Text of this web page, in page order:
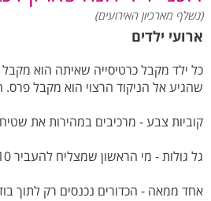
(נשלף מארכיון האירועים)
ארועי ילדים
כל ילד מקבל כרטיסייה שאיתה הוא מקבל
שהגיע אל הניקוד הרצוי הוא מקבל פרס.
קוביות צבע - מרכיבים במהירות את
גל גולות - מי הראשון שמצליח להעביר 10 גולות?
אחד ממאה - הכדורים נכנסים רק לתוך בודדים